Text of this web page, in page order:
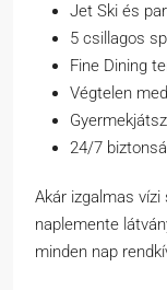
Jet Ski és
5 csillagos
Fine Dining
Végtelen
24/7
Akár izgalmas vízi
naplemente
minden nap